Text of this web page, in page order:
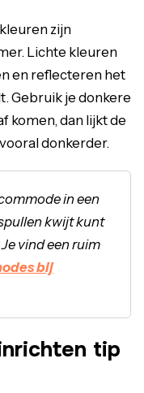
zijn
Lichte kleuren
en reflecteren het
Gebruik je donkere
komen, dan lijkt de
donkerder.
in een
kwijt kunt
vind een ruim
bij
tip